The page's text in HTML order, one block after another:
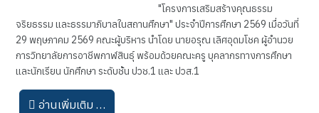
"โครงการเสริมสร้างคุณธรรม
จริยธรรม และธรรมาภิบาลในสถานศึกษา" ประจำปีการศึกษา 2569 เมื่อวันที่
29 พฤษภาคม 2569 คณะผู้บริหาร นำโดย นายอรุณ เลิศอุดมโชค ผู้อำนวย
การวิทยาลัยการอาชีพกาฬสินธุ์ พร้อมด้วยคณะครู บุคลากรทางการศึกษา
และนักเรียน นักศึกษา ระดับชั้น ปวช.1 และ ปวส.1
อ่านเพิ่มเติม …